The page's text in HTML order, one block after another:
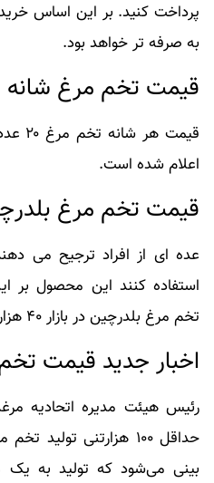
پرداخت کنید. بر این اساس
به صرفه تر خواهد بود.
قیمت تخم مرغ شانه
اعلام شده است.
قیمت تخم مرغ
عده ای از افراد ترجیح می
تخم مرغ بلدرچین در بازار ۴۰ هزار تومان قیمت دارد.
اخبار جدید قیمت تخم
رئیس هیئت مدیره اتحادیه
حداقل ۱۰۰ هزارتنی